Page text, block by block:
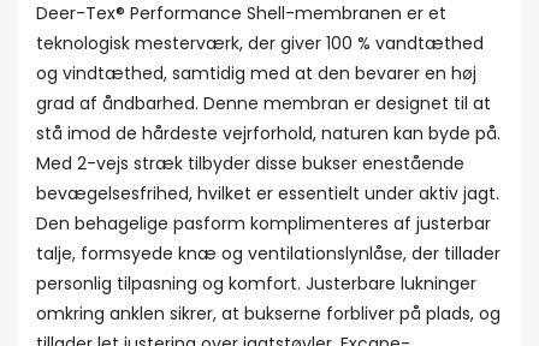
Deer-Tex® Performance Shell-membranen er et
teknologisk mesterværk, der giver 100 % vandtæthed
og vindtæthed, samtidig med at den bevarer en høj
grad af åndbarhed. Denne membran er designet til at
stå imod de hårdeste vejrforhold, naturen kan byde på.
Med 2-vejs stræk tilbyder disse bukser enestående
bevægelsesfrihed, hvilket er essentielt under aktiv jagt.
Den behagelige pasform komplimenteres af justerbar
talje, formsyede knæ og ventilationslynlåse, der tillader
personlig tilpasning og komfort. Justerbare lukninger
omkring anklen sikrer, at bukserne forbliver på plads, og